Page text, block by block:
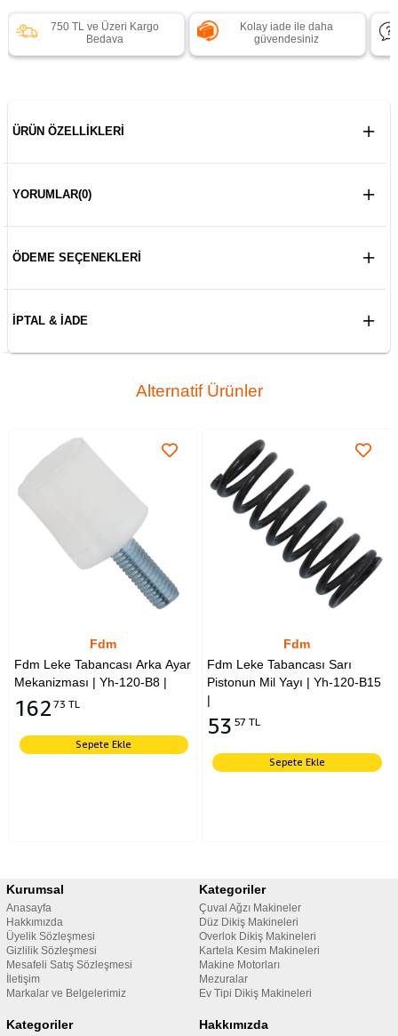
750 TL ve Üzeri Kargo
Bedava
Kolay iade ile daha
güvendesiniz
ÜRÜN ÖZELLIKLERI
YORUMLAR(0)
ÖDEME SEÇENEKLERI
İPTAL & İADE
Alternatif Ürünler
Fdm
Fdm Leke Tabancası Arka Ayar
Mekanizması | Yh-120-B8 |
162 73 TL
Sepete Ekle
Fdm
Fdm Leke Tabancası Sarı
Pistonun Mil Yayı | Yh-120-B15
|
53 57 TL
Sepete Ekle
Kurumsal
Anasayfa
Hakkımızda
Üyelik Sözleşmesi
Gizlilik Sözleşmesi
Mesafeli Satış Sözleşmesi
İletişim
Markalar ve Belgelerimiz
Kategoriler
Çuval Ağzı Makineler
Düz Dikiş Makineleri
Overlok Dikiş Makineleri
Kartela Kesim Makineleri
Makine Motorları
Mezuralar
Ev Tipi Dikiş Makineleri
Kategoriler Hakkımızda